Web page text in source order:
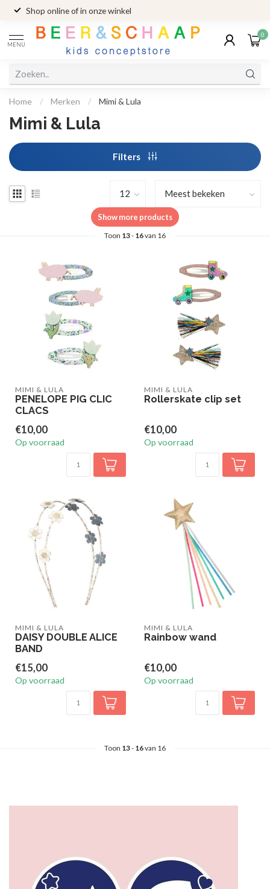
Shop online of in onze winkel
MENU
0
Home / Merken / Mimi & Lula
Mimi & Lula
Filters
Show more products
Toon 13- 16van 16
MIMI & LULA
PENELOPE PIG CLIC
CLACS
€10,00
Op voorraad
MIMI & LULA
Rollerskate clip set
€10,00
Op voorraad
MIMI & LULA
DAISY DOUBLE ALICE
BAND
€15,00
Op voorraad
MIMI & LULA
Rainbow wand
€10,00
Op voorraad
Toon 13- 16van 16